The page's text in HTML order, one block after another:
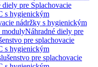
diely pre Splachovacie
s hygienickým
nádržky s hygienickým
modulyNáhradné diely pre
pre splachovacie
s hygienickým
pre splachovacie